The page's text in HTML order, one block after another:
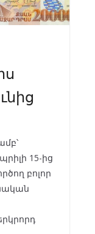
15-ից
բոլոր